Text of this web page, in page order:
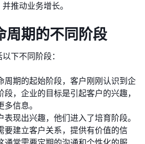
推动业务增长。
周期的不同阶段
下不同阶段：
周期的起始阶段，客户刚刚认识到企
，企业的目标是引起客户的兴趣，
信息。
现出兴趣，他们进入了培育阶段。
要建立客户关系，提供有价值的信